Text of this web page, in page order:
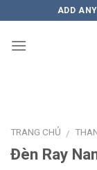
to
content
ADD
TRANG CHỦ /
Đèn Ray